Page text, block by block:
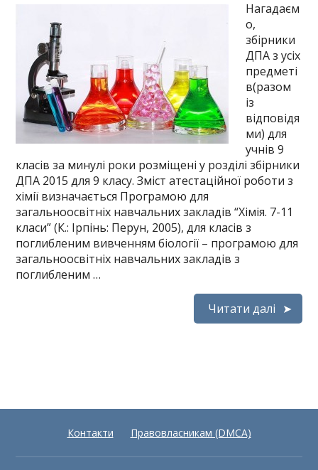
Нагадаєм
о,
збірники
ДПА з усіх
предметі
в(разом
із
відповідя
ми) для
учнів 9
класів за минулі роки розміщені у розділі збірники
ДПА 2015 для 9 класу. Зміст атестаційної роботи з
хімії визначається Програмою для
загальноосвітніх навчальних закладів “Хімія. 7-11
класи” (К.: Ірпінь: Перун, 2005), для класів з
поглибленим вивченням біології – програмою для
загальноосвітніх навчальних закладів з
поглибленим …
Читати далі
Контакти Правовласникам (DMCA)